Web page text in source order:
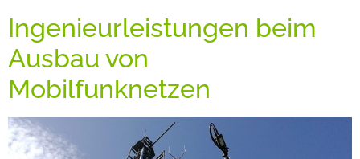
Ingenieurleistungen beim
Ausbau von
Mobilfunknetzen